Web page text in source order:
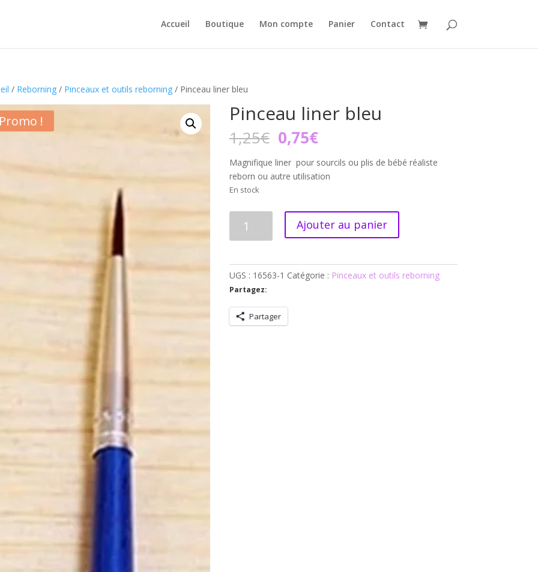
Accueil Boutique Mon compte Panier Contact
/ Reborning/ Pinceaux et outils reborning/ Pinceau liner bleu
! Pinceau liner bleu
1,25€ Le
prix
initial
était :
0,75€Le
prix
actuel
est :
Magnifique liner pour sourcils ou plis de bébé réaliste
reborn ou autre utilisation
En stock
bleu
Ajouter au panier
UGS : 16563-1 Catégorie : Pinceaux et outils reborning
Partagez:
Partager